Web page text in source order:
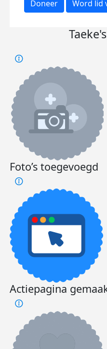
Doneer Word lid
Foto’s toegevoegd
Actiepagina